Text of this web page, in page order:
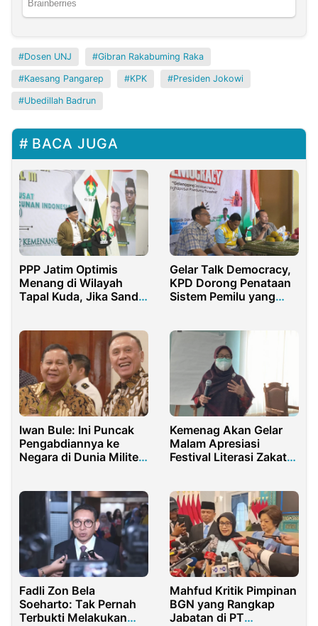
Dosen UNJ Gibran Rakabuming Raka
Kaesang Pangarep KPK Presiden Jokowi
Ubedillah Badrun
BACA JUGA
PPP Jatim Optimis
Menang di Wilayah
Tapal Kuda, Jika Sandi
Gelar Talk Democracy,
KPD Dorong Penataan
Sistem Pemilu yang
Iwan Bule: Ini Puncak
Pengabdiannya ke
Negara di Dunia Militer
Kemenag Akan Gelar
Malam Apresiasi
Festival Literasi Zakat
Fadli Zon Bela
Soeharto: Tak Pernah
Terbukti Melakukan
Mahfud Kritik Pimpinan
BGN yang Rangkap
Jabatan di PT